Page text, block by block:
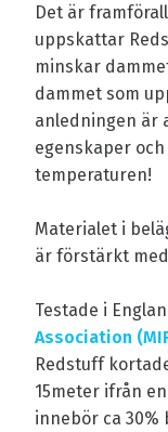
Det är
uppskattar
minskar
dammet som
anledningen är
egenskaper
temperaturen!
Materialet i
är förstärkt
Testade i
Association
Redstuff
15meter ifrån
innebör ca